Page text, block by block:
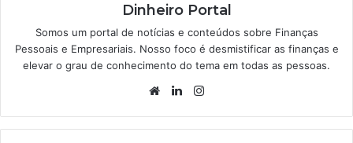
Dinheiro Portal
Somos um portal de notícias e conteúdos sobre Finanças
Pessoais e Empresariais. Nosso foco é desmistificar as finanças e
elevar o grau de conhecimento do tema em todas as pessoas.
WebsiteLinkedin